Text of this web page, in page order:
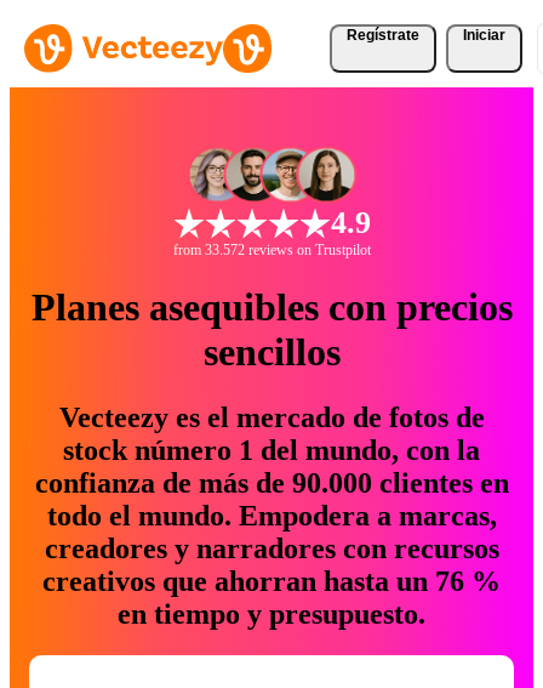
Regístrate Iniciar
4.9
from 33.572 reviews on Trustpilot
Planes asequibles con precios
sencillos
Vecteezy es el mercado de fotos de
stock número 1 del mundo, con la
confianza de más de 90.000 clientes en
todo el mundo. Empodera a marcas,
creadores y narradores con recursos
creativos que ahorran hasta un 76 %
en tiempo y presupuesto.